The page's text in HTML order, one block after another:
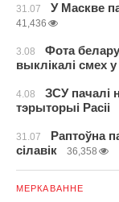
31.07 У Маскве
41,436
3.08
Фота
выклікалі смех
4.08
ЗСУ пачалі
тэрыторыі Расіі
31.07
Раптоўна
сілавік
36,358
МЕРКАВАННЕ